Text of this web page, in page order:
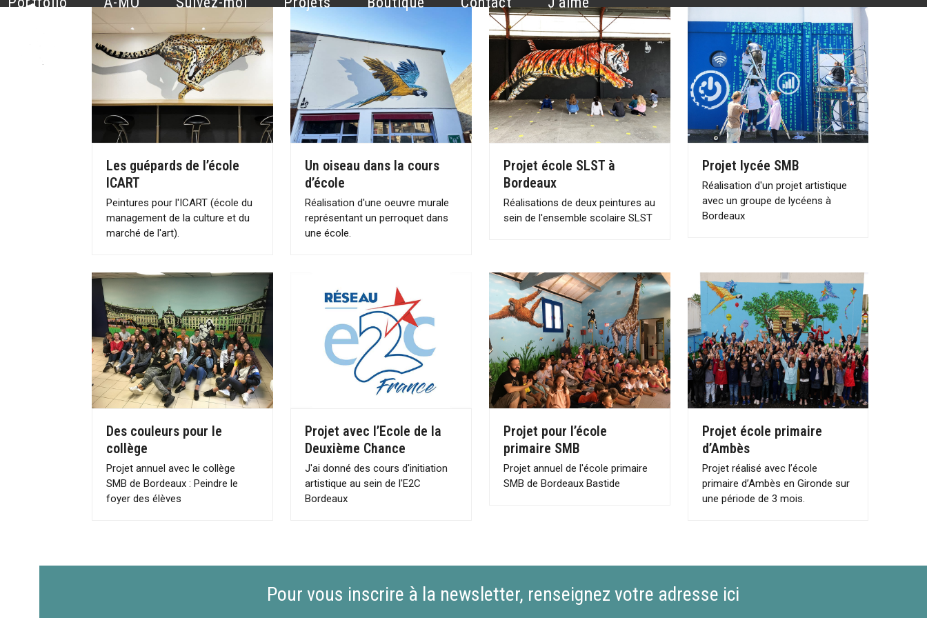
Skip
Les guépards de l’école
ICART
Peintures pour l'ICART (école du
management de la culture et du
marché de l'art).
Un oiseau dans la cours
d’école
Réalisation d'une oeuvre murale
représentant un perroquet dans
une école.
Projet école SLST à
Bordeaux
Réalisations de deux peintures au
sein de l'ensemble scolaire SLST
Projet lycée SMB
Réalisation d'un projet artistique
avec un groupe de lycéens à
Bordeaux
Des couleurs pour le
collège
Projet annuel avec le collège
SMB de Bordeaux : Peindre le
foyer des élèves
Projet avec l’Ecole de la
Deuxième Chance
J'ai donné des cours d'initiation
artistique au sein de l'E2C
Bordeaux
Projet pour l’école
primaire SMB
Projet annuel de l'école primaire
SMB de Bordeaux Bastide
Projet école primaire
d’Ambès
Projet réalisé avec l’école
primaire d’Ambès en Gironde sur
une période de 3 mois.
Pour vous inscrire à la newsletter, renseignez votre adresse ici